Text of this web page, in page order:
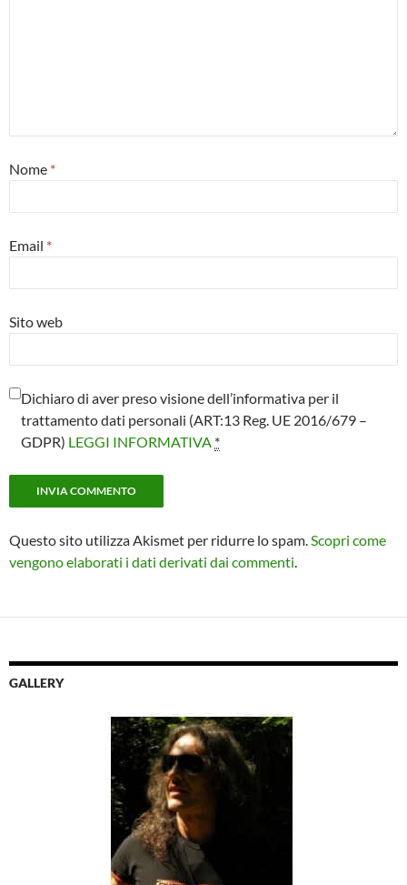
Nome *
Email *
Sito web
Dichiaro di aver preso visione dell’informativa per il
trattamento dati personali (ART:13 Reg. UE 2016/679 –
GDPR) LEGGI INFORMATIVA *
Questo sito utilizza Akismet per ridurre lo spam.Scopri come
vengono elaborati i dati derivati dai commenti.
GALLERY